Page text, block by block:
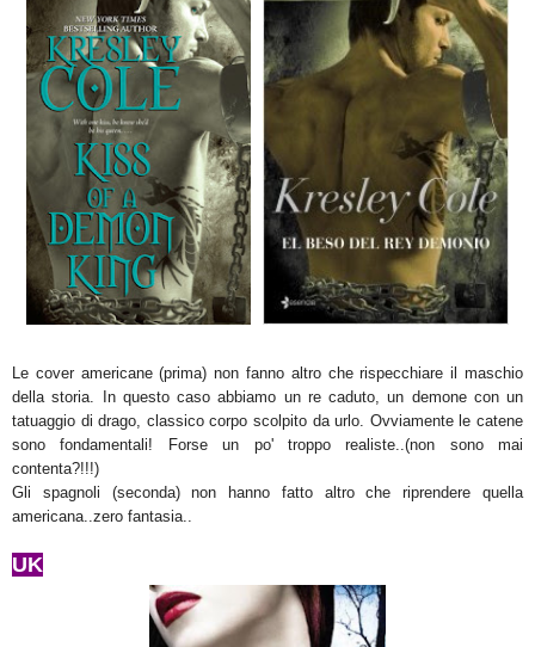
Le cover americane (prima) non fanno altro che rispecchiare il maschio
della storia. In questo caso abbiamo un re caduto, un demone con un
tatuaggio di drago, classico corpo scolpito da urlo. Ovviamente le catene
sono fondamentali! Forse un po' troppo realiste..(non sono mai
contenta?!!!)
Gli spagnoli (seconda) non hanno fatto altro cheriprendere quella
americana.. zero fantasia.
UK